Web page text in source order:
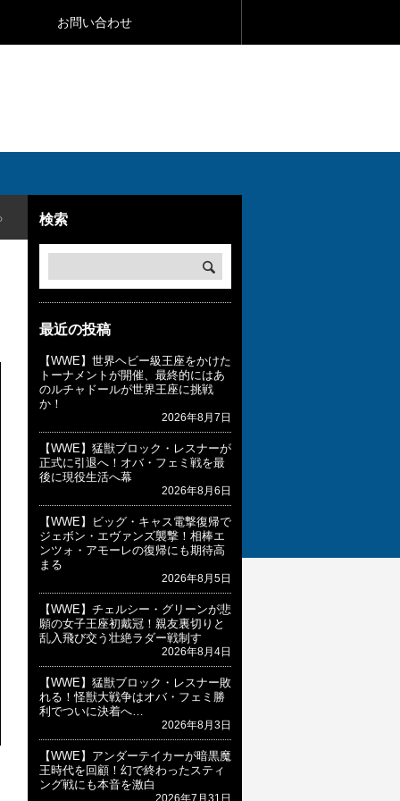
お問い合わせ
検索
最近の投稿
【WWE】世界ヘビー級王座をかけた
トーナメントが開催、最終的にはあ
のルチャドールが世界王座に挑戦
か！
2026年8月7日
【WWE】猛獣ブロック・レスナーが
正式に引退へ！オバ・フェミ戦を最
後に現役生活へ幕
2026年8月6日
【WWE】ビッグ・キャス電撃復帰で
ジェボン・エヴァンズ襲撃！相棒エ
ンツォ・アモーレの復帰にも期待高
まる
2026年8月5日
【WWE】チェルシー・グリーンが悲
願の女子王座初戴冠！親友裏切りと
乱入飛び交う壮絶ラダー戦制す
2026年8月4日
【WWE】猛獣ブロック・レスナー敗
れる！怪獣大戦争はオバ・フェミ勝
利でついに決着へ…
2026年8月3日
【WWE】アンダーテイカーが暗黒魔
王時代を回顧！幻で終わったスティ
ング戦にも本音を激白
2026年7月31日